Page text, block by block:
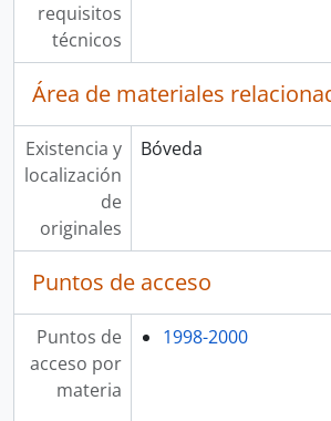
requisitos
técnicos
Área de materiales
Existencia y
localización
de
originales
Bóveda
Puntos de acceso
Puntos de
acceso por
materia
1998-2000